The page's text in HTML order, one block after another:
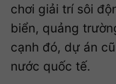
chơi giải trí sôi
biển, quảng
cạnh đó, dự án
nước quốc tế.